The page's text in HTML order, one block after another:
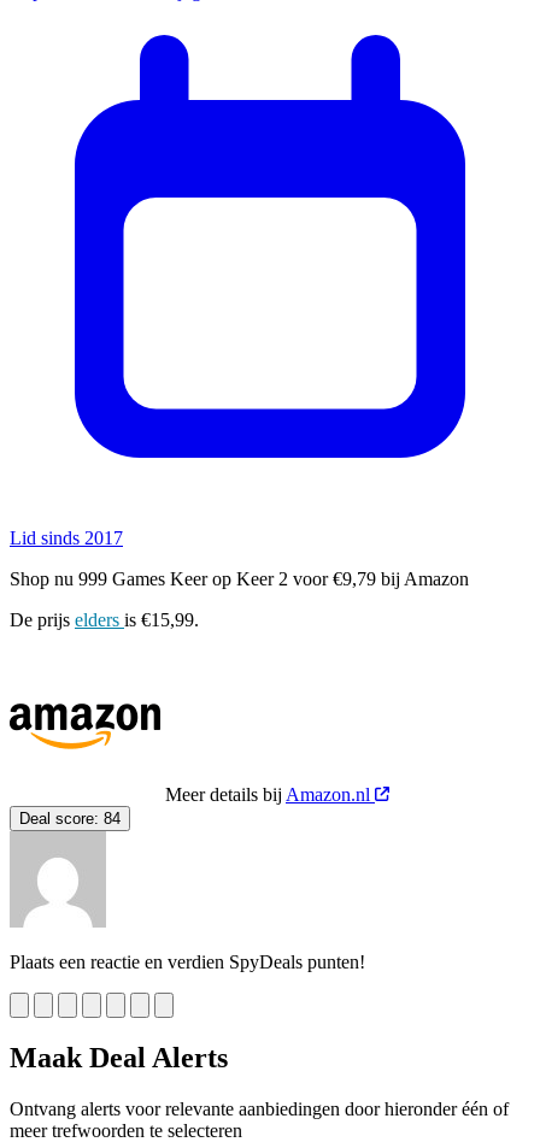
Lid sinds 2017
Shop nu 999 Games Keer op Keer 2 voor €9,79 bij Amazon
De prijs elders is €15,99.
Meer details bij Amazon.nl
Deal score: 84
Plaats een reactie en verdien SpyDeals punten!
Maak Deal Alerts
Ontvang alerts voor relevante aanbiedingen door hieronder één of
meer trefwoorden te selecteren